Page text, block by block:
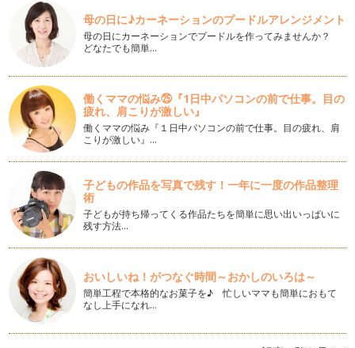
出産祝いに大人気のアメリカ発「おむつケーキ」とは？
「おむつケーキ」を語る上ではずせないのが、ベビーシャワー
party！！アメリカでは出産前に…
母の日に♪カーネーションのプードルアレンジメント
母の日にカーネーションでプードルを作ってみませんか？
どなたでも簡単…
働くママの悩み㉕『1日中パソコンの前で仕事。目の
疲れ、肩こりが激しい』
働くママの悩み『１日中パソコンの前で仕事。目の疲れ、肩
こりが激しい』…
子どもの作品を写真で残す！一年に一度の作品整理
術
子どもが持ち帰ってくる作品たちを簡単に思い出いっぱいに
残す方法…
おいしいね！がつなぐ時間～おかしのいろは～
簡単工程で本格的なお菓子を♪ 忙しいママも簡単におもて
なし上手になれ…